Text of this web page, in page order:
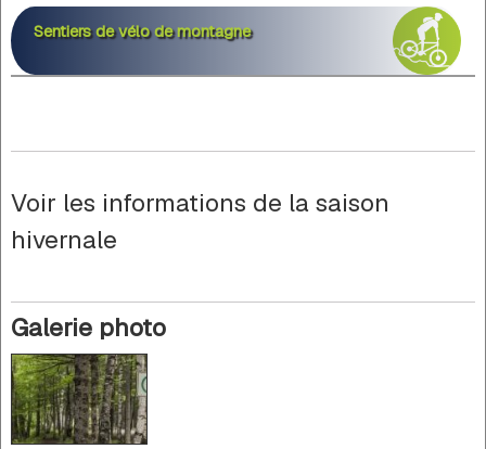
Sentiers de vélo de montagne
Voir les informations de la saison
hivernale
Galerie photo